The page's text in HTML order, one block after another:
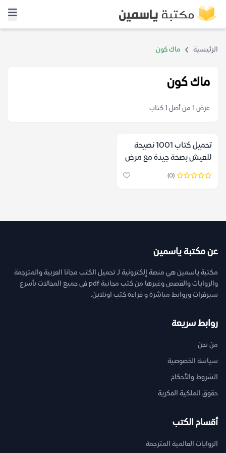
الرئيسية ماك كون
ماك كون
عرض 1 من أصل 1 كتاب
تحميل كتاب 1001 نصيحة
للعيش بصحة جيدة مع مرض
السكر – جوديت إتش – ماك
(0)
عن مكتبة ياسمين
مكتبة ياسمين هي منصة إلكترونية لـ تحميل الكتب مجانا العربية والمترجمة
والروايات والقصص وغيرها من كتب مجانية pdf فى جميع المجالات بأسرع
سيرفرات وروابط مباشرة و قراءة كتب اونلاين.
روابط سريعة
من نحن
سياسة الخصوصية
الشروط والأحكام
حقوق الملكية الفكرية
أقسام الكتب
الروايات العالمية المترجمة